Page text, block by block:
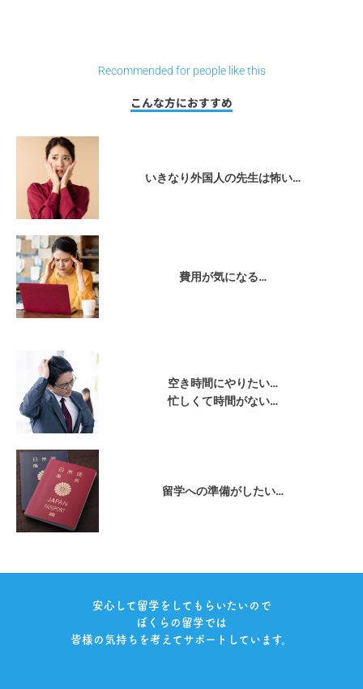
Recommended for people like this
こんな方におすすめ
いきなり外国人の先生は怖い…
費用が気になる…
空き時間にやりたい…
忙しくて時間がない…
留学への準備がしたい…
安心して留学をしてもらいたいので
ぼくらの留学では
皆様の気持ちを考えてサポートしています。